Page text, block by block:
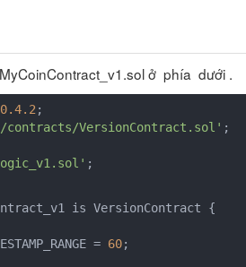
MyCoinContract_v1.sol ở phía dưới .
0.4.2
VersionContract.sol' ;
;
is VersionContract {
= 60;